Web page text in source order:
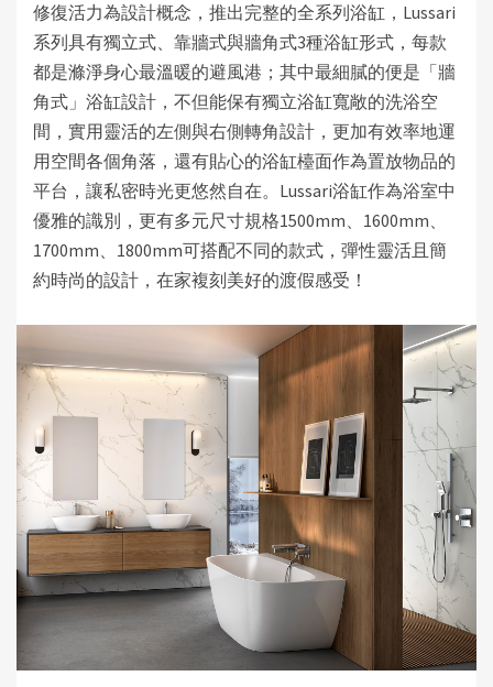
修復活力為設計概念，推出完整的全系列浴缸，Lussari
系列具有獨立式、靠牆式與牆角式3種浴缸形式，每款
都是滌淨身心最溫暖的避風港；其中最細膩的便是 「牆
角式 」 浴缸設計，不但能保有獨立浴缸寬敞的洗浴空
間，實用靈活的左側與右側轉角設計，更加有效率地運
用空間各個角落，還有貼心的浴缸檯面作為置放物品的
平台，讓私密時光更悠然自在。 Lussari浴缸作為浴室中
優雅的識別，更有多元尺寸規格1500mm、1600mm、
1700mm、1800mm可搭配不同的款式，彈性靈活且簡
約時尚的設計，在家複刻美好的渡假感受！